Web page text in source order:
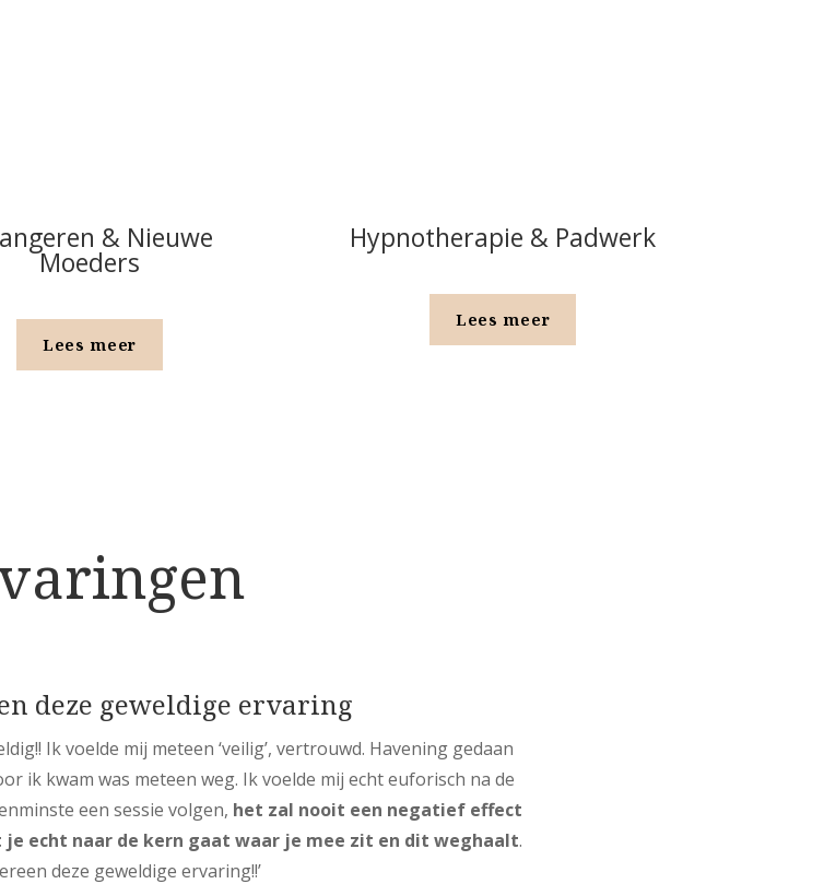
& Nieuwe
Moeders
Lees meer
Hypnotherapie & Padwerk
Lees meer
deze geweldige ervaring
Ik voelde mij meteen ‘veilig’, vertrouwd. Havening gedaan
ik kwam was meteen weg. Ik voelde mij echt euforisch na de
een sessie volgen, het zal nooit een negatief effect
echt naar de kern gaat waar je mee zit en dit weghaalt.
deze geweldige ervaring!!’